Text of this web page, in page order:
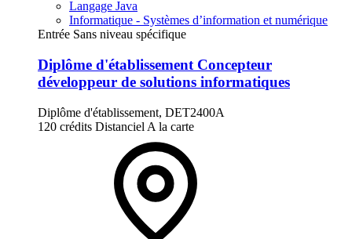
Langage Java
Informatique - Systèmes d’information et numérique
Entrée Sans niveau spécifique
Diplôme d'établissement Concepteur
développeur de solutions informatiques
Diplôme d'établissement, DET2400A
120 crédits Distanciel A la carte